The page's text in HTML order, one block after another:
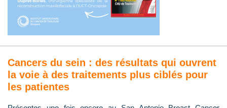
Cancers du sein : des résultats qui ouvrent
la voie à des traitements plus ciblés pour
les patientes